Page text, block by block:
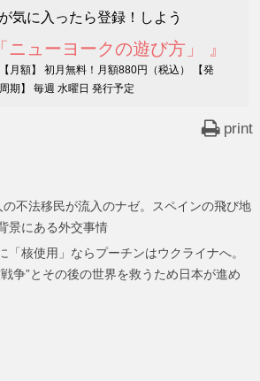
気に入ったら登録！しよう
ニューヨークの遊び方」 』
【月額】 初月無料！月額880円（税込） 【発
期】 毎週 水曜日 発行予定
print
不法移民が流入のナゼ。スペインの飛び地
景にある外交事情
「核使用」ならプーチンはウクライナへ。
争”とその後の世界を救うため日本が進め